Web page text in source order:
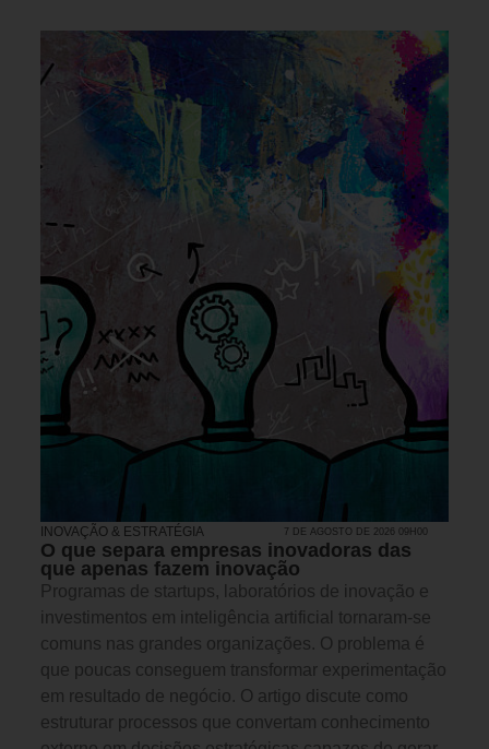
INOVAÇÃO & ESTRATÉGIA 7 DE AGOSTO DE 2026 09H00
O que separa empresas inovadoras das
que apenas fazem inovação
Programas de startups, laboratórios de inovação e
investimentos em inteligência artificial tornaram-se
comuns nas grandes organizações. O problema é
que poucas conseguem transformar experimentação
em resultado de negócio. O artigo discute como
estruturar processos que convertam conhecimento